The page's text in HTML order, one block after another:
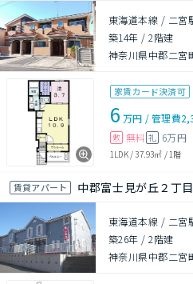
東海道本線 / 二宮
築14年 /2階建
神奈川県中郡二宮
家賃カード決済可
6 万円 /管理費
敷 無料 礼 6万円
1LDK/37.93㎡ /1階
賃貸アパート 中郡富士見が丘２丁
東海道本線 / 二宮
築26年 /2階建
神奈川県中郡二宮